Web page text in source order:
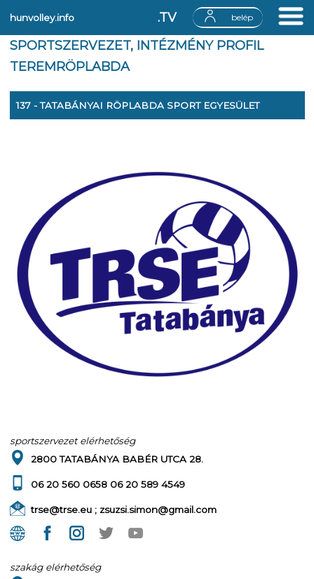
hunvolley.info .TV belép
SPORTSZERVEZET, INTÉZMÉNY PROFIL
TEREMRÖPLABDA
137 - TATABÁNYAI RÖPLABDA SPORT EGYESÜLET
sportszervezet elérhetőség
2800 TATABÁNYA BABÉR UTCA 28.
06 20 560 0658 06 20 589 4549
trse@trse.eu ; zsuzsi.simon@gmail.com
szakág elérhetőség